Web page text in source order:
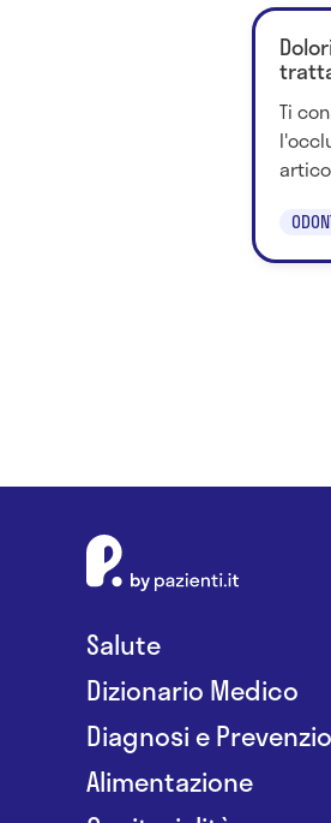
Ti
Salute
Dizionario Medico
Diagnosi e
Alimentazione